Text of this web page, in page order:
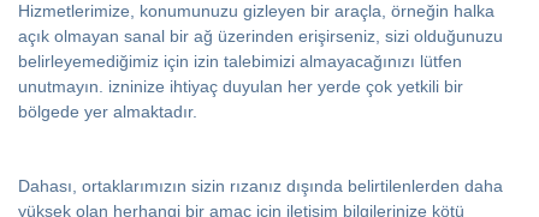
Hizmetlerimize, konumunuzu gizleyen bir araçla, örneğin halka
açık olmayan sanal bir ağ üzerinden erişirseniz, sizi olduğunuzu
belirleyemediğimiz için izin talebimizi almayacağınızı lütfen
unutmayın. izninize ihtiyaç duyulan her yerde çok yetkili bir
bölgede yer almaktadır.
Dahası, ortaklarımızın sizin rızanız dışında belirtilenlerden daha
yüksek olan herhangi bir amaç için iletişim bilgilerinize kötü